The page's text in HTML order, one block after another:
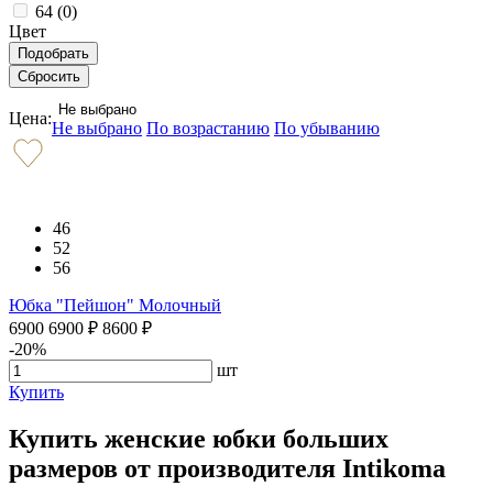
64 (0)
Цвет
Цена: Не выбрано
Не выбрано По возрастанию По убыванию
46
52
56
Юбка "Пейшон" Молочный
6900 6900 ₽ 8600 ₽
-20%
шт
Купить
Купить женские юбки больших
размеров от производителя Intikoma